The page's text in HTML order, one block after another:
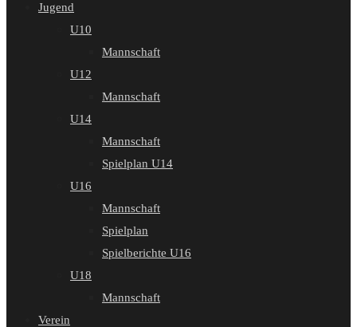
Jugend
U10
Mannschaft
U12
Mannschaft
U14
Mannschaft
Spielplan U14
U16
Mannschaft
Spielplan
Spielberichte U16
U18
Mannschaft
Verein